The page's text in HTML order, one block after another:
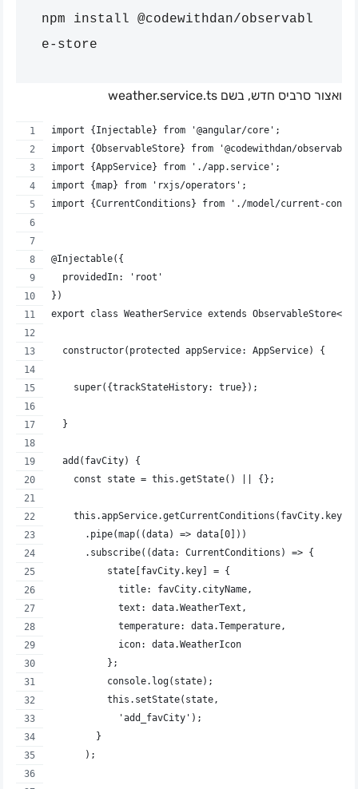
npm install @codewithdan/observabl
ואצור סרביס חדש, בשם weather.service.ts
import {Injectable} from '@angular/core';
import {ObservableStore} from '@codewithdan/
import {AppService} from './app.service';
import {map} from 'rxjs/operators';
import {CurrentConditions} from './model/current-
@Injectable({
  providedIn: 'root'
})
export class WeatherService extends
  constructor(protected appService: AppService) {
    super({trackStateHistory: true});
  }
  add(favCity) {
    const state = this.getState() || {};
    this.appService.getCurrentConditions(favCity.key)
      .pipe(map((data) => data[0]))
      .subscribe((data: CurrentConditions) => {
          state[favCity.key] = {
            title: favCity.cityName,
            text: data.WeatherText,
            temperature: data.Temperature,
            icon: data.WeatherIcon
          };
          console.log(state);
          this.setState(state,
            'add_favCity');
        }
      );